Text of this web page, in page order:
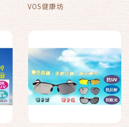
VOS健康坊